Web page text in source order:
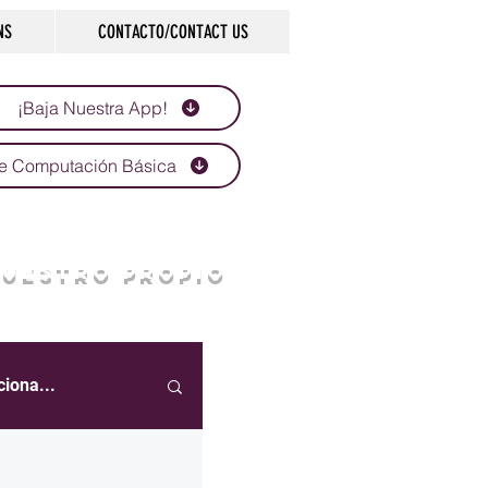
CONTACTO/CONTACT US
¡Baja Nuestra App!
Computación Básica
PROPIO